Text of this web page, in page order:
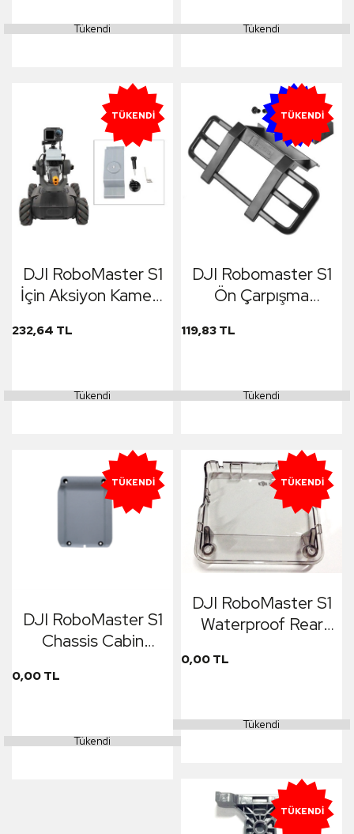
Tükendi Tükendi
TÜKENDI
DJI RoboMaster S1
İçin Aksiyon Kamera
Tripod Yuvalı DJI &
232,64 TL
Tükendi
YENI
TÜKENDI
DJI Robomaster S1
Ön Çarpışma
119,83 TL
Tükendi
TÜKENDI
DJI RoboMaster S1
Chassis Cabin
0,00 TL
Tükendi
TÜKENDI
DJI RoboMaster S1
Waterproof Rear
0,00 TL
Tükendi
TÜKENDI